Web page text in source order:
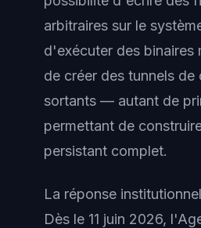
arbitraires sur le
d'exécuter des binaires
de créer des tunnels de
sortants — autant de
permettant de
persistant complet.
La réponse
Dès le 11 juin 2026,